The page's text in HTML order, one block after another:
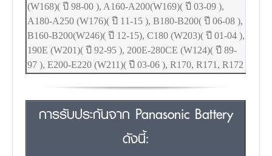
(W168)( ปี 98-00 ), A160-A200(W169)( ปี 03-09 ),
A180-A250 (W176)( ปี 11-15 ), B180-B200( ปี 06-08 ),
B160-B200(W246)( ปี 12-15), C180 (W203)( ปี 01-04 ),
190E (W201)( ปี 92-95 ), 200E-280CE (W124)( ปี 89-
97 ), E200-E220 (W211)( ปี 03-06 ), R170, R171, R172
การรับประกันจาก Panasonic Battery
ดังนี้: